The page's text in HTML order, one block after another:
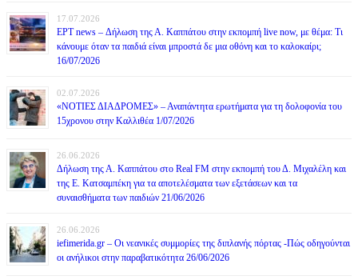
17.07.2026
ΕΡΤ news – Δήλωση της Α. Καππάτου στην εκπομπή live now, με θέμα: Τι
κάνουμε όταν τα παιδιά είναι μπροστά δε μια οθόνη και το καλοκαίρι;
16/07/2026
02.07.2026
«ΝΟΤΙΕΣ ΔΙΑΔΡΟΜΕΣ» – Αναπάντητα ερωτήματα για τη δολοφονία του
15χρονου στην Καλλιθέα 1/07/2026
26.06.2026
Δήλωση της Α. Καππάτου στο Real FM στην εκπομπή του Δ. Μιχαλέλη και
της Ε. Κατσαμπέκη για τα αποτελέσματα των εξετάσεων και τα
συναισθήματα των παιδιών 21/06/2026
26.06.2026
iefimerida.gr – Οι νεανικές συμμορίες της διπλανής πόρτας -Πώς οδηγούνται
οι ανήλικοι στην παραβατικότητα 26/06/2026